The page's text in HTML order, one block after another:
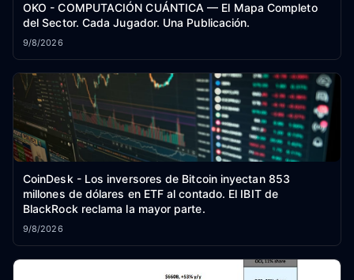
OKO - COMPUTACIÓN CUÁNTICA — El Mapa Completo
del Sector. Cada Jugador. Una Publicación.
9/8/2026
CoinDesk - Los inversores de Bitcoin inyectan 853
millones de dólares en ETF al contado. El IBIT de
BlackRock reclama la mayor parte.
9/8/2026